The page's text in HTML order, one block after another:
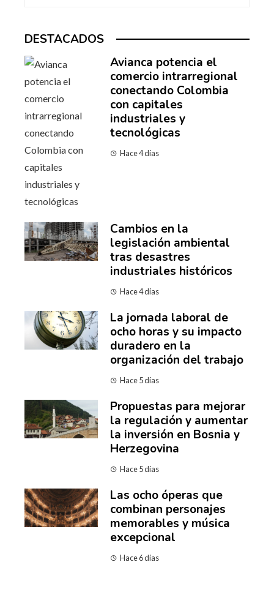
DESTACADOS
Avianca potencia el
comercio intrarregional
conectando Colombia
con capitales
industriales y
tecnológicas
Hace 4 días
Cambios en la
legislación ambiental
tras desastres
industriales históricos
Hace 4 días
La jornada laboral de
ocho horas y su impacto
duradero en la
organización del trabajo
Hace 5 días
Propuestas para mejorar
la regulación y aumentar
la inversión en Bosnia y
Herzegovina
Hace 5 días
Las ocho óperas que
combinan personajes
memorables y música
excepcional
Hace 6 días